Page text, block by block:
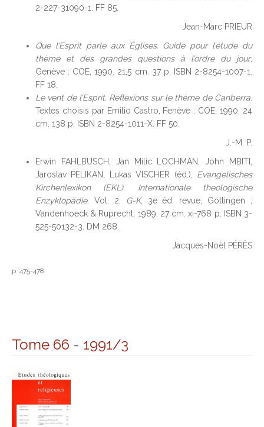
2-227-31090-1. FF 85.
Jean-Marc PRIEUR
Que l’Esprit parle aux Églises. Guide pour l’étude du
thème et des grandes questions à l’ordre du jour,
Genève : COE, 1990. 21,5 cm. 37 p. ISBN 2-8254-1007-1.
FF 18.
Le vent de l’Esprit. Réflexions sur le thème de Canberra
Textes choisis par Emilio Castro, Fenève : COE, 1990. 24
cm. 138 p. ISBN 2-8254-1011-X. FF 50.
J.-M. P.
Erwin FAHLBUSCH, Jan Milic LOCHMAN, John MBITI,
Jaroslav PELIKAN, Lukas VISCHER (éd.), Evangelisches
Kirchenlexikon (EKL). Internationale theologische
Enzyklopädie. Vol. 2, G-K, 3e éd. revue, Göttingen ;
Vandenhoeck & Ruprecht, 1989. 27 cm. xi-768 p. ISBN 3-
525-50132-3. DM 268.
Jacques-Noël PÉRÈS
p. 475-478
Tome 66 - 1991/3